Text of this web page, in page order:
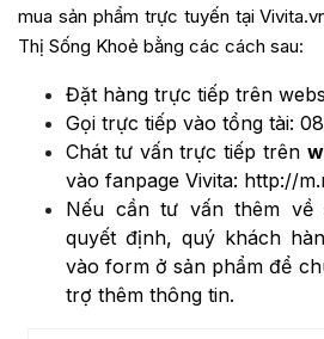
mua sản phẩm trực tuyến tại
Thị Sống Khoẻ bằng các cách sau:
Đặt hàng trực tiếp trên
Gọi trực tiếp vào tổng tài:
Chát tư vấn trực tiếp trên
vào fanpage Vivita: http://
Nếu cần tư vấn thêm về
quyết định, quý khách
vào form ở sản phẩm để
trợ thêm thông tin.